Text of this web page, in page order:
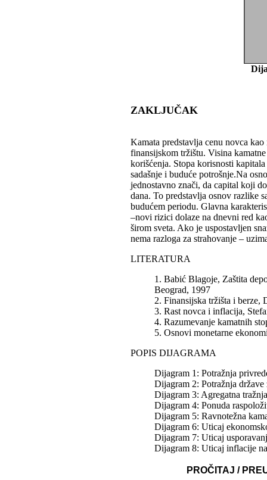
ZAKLJUČAK
Kamata predstavlja cenu novca
finansijskom tržištu. Visina
korišćenja. Stopa korisnosti
sadašnje i buduće potrošnje.Na
jednostavno znači, da capital koji
dana. To predstavlja osnov razlike
budućem periodu. Glavna
–novi rizici dolaze na dnevni red
širom sveta. Ako je uspostavljen
nema razloga za strahovanje –
LITERATURA
1. Babić Blagoje, Zaštita
Beograd, 1997
2. Finansijska tržišta i berze,
3. Rast novca i inflacija,
4. Razumevanje kamatnih
5. Osnovi monetarne
POPIS DIJAGRAMA
Dijagram 1: Potražnja
Dijagram 2: Potražnja
Dijagram 3: Agregatna
Dijagram 4: Ponuda
Dijagram 5: Ravnotežna
Dijagram 6: Uticaj
Dijagram 7: Uticaj
Dijagram 8: Uticaj inflacije
PROČITAJ /